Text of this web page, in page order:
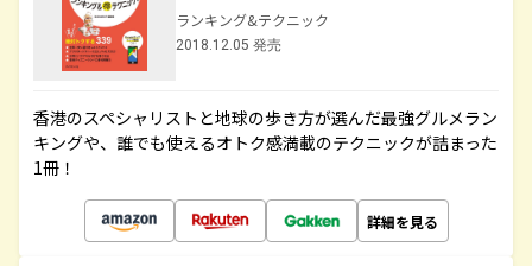
ランキング&テクニック
2018.12.05 発売
香港のスペシャリストと地球の歩き方が選んだ最強グルメラン
キングや、誰でも使えるオトク感満載のテクニックが詰まった
1冊！
詳細を見る